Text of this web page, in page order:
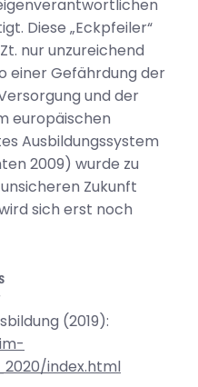
Diese „Eckpfeiler“
nur unzureichend
einer Gefährdung der
und der
europäischen
Ausbildungssystem
2009) wurde zu
Zukunft
sich erst noch
(2019):
index.html